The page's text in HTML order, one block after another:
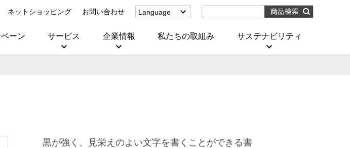
ネットショッピング お問い合わせ
Language
(Corporate)
ーン サービス 企業情報 私たちの取組み サステナビリティ
黒が強く、見栄えのよい文字を書くことができる書